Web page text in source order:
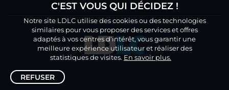
C'EST VOUS QUI DÉCIDEZ !
Notre site LDLC utilise des cookies ou des technologies
similaires pour vous proposer des services et offres
adaptés à vos centres d’intérêt, vous garantir une
meilleure expérience utilisateur et réaliser des
statistiques de visites. En savoir plus.
REFUSER